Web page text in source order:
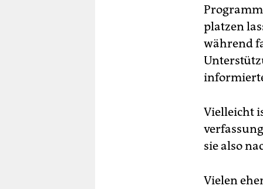
platzen
während
Vielleicht
sie also
Vielen